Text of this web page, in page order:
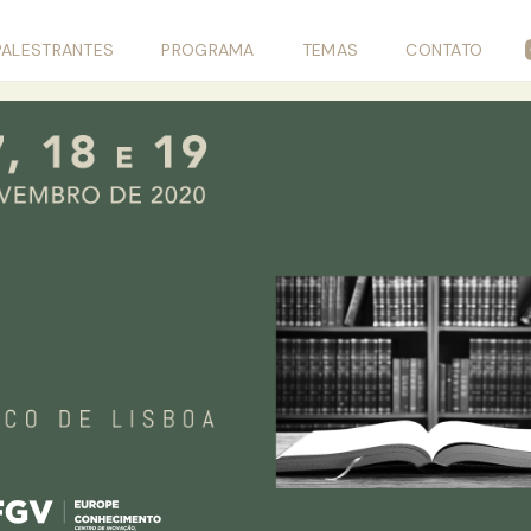
PROGRAMA TEMAS CONTATO